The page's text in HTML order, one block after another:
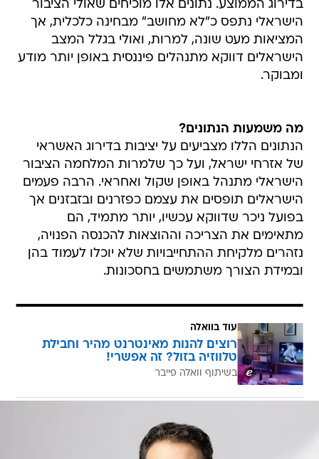
בדירוג הממוצע. נתונים אלו מוכיחים שאולי הציבור
הישראלי נתפס כ"לא מחושב" מבחינה כלכלית, אך
המציאות מעט שונה, למרות, ואולי בגלל המצב
הישראלים דווקא מתנהלים פיננסית באופן יותר מודע
ומבוקר.
מה משמעות הנתונים?
הנתונים הללו מצביעים על יציבות בדירוג האשראי
של אזרחי ישראל, ועל כך שלמרות המלחמה הציבור
הישראלי מתנהל באופן שקול ואחראי. הרבה פעמים
הישראלים תופסים את עצמם כפזרנים ובזבזנים אך
בפועל ניכר שדווקא עכשיו, יותר מתמיד, הם
מתאימים את הצריכה וההוצאות להכנסה הפנויה,
נזהרים מלקיחת ההתחייבויות שלא יוכלו לעמוד בהן
ובמידת הצורך משתמשים בחסכונות.
עוד בוואלה
רוצים להנות מאינטרנט מהיר וחבילת
טלווזיה בזול? זה אפשרי!
בשיתוף וואלה פייבר